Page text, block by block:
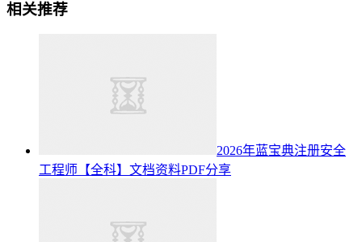
相关推荐
2026年蓝宝典注册安全
工程师【全科】文档资料PDF分享